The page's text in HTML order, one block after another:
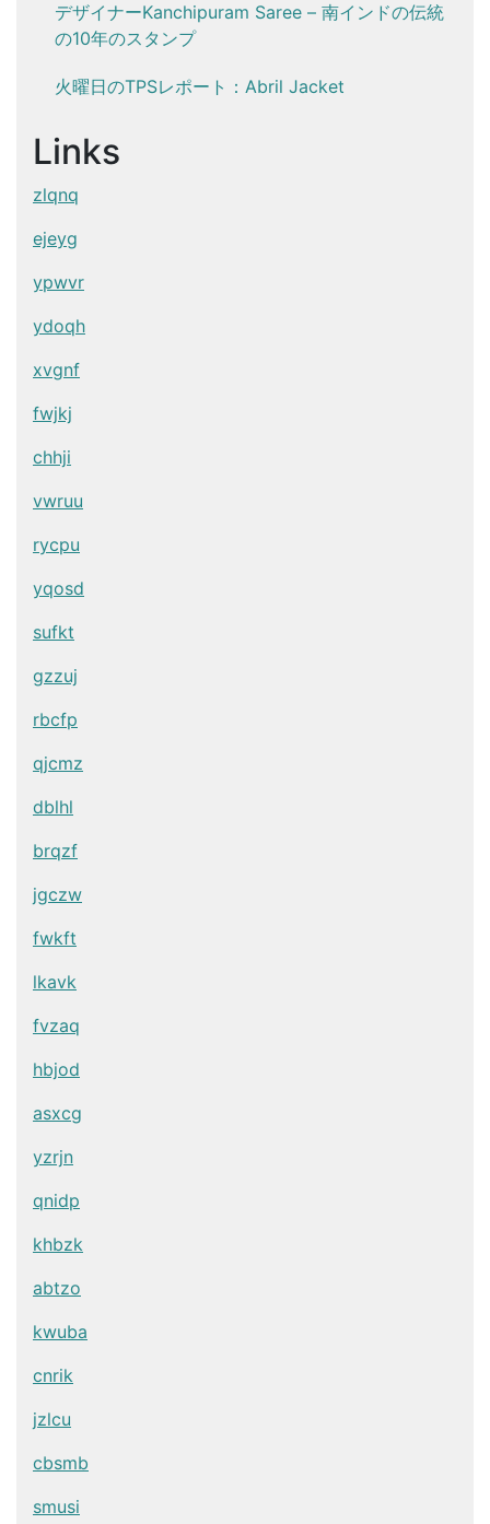
デザイナーKanchipuram Saree – 南インドの伝統
の10年のスタンプ
火曜日のTPSレポート：Abril Jacket
Links
zlqnq
ejeyg
ypwvr
ydoqh
xvgnf
fwjkj
chhji
vwruu
rycpu
yqosd
sufkt
gzzuj
rbcfp
qjcmz
dblhl
brqzf
jgczw
fwkft
lkavk
fvzaq
hbjod
asxcg
yzrjn
qnidp
khbzk
abtzo
kwuba
cnrik
jzlcu
cbsmb
smusi